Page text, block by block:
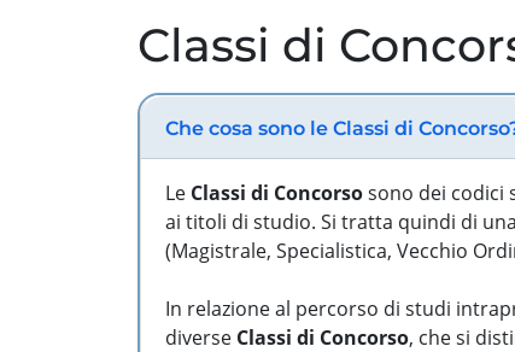
Classi di
Che cosa sono le Classi di
Le Classi di Concorsosono dei codici
ai titoli di studio. Si tratta quindi di una
(Magistrale, Specialistica, Vecchio
In relazione al percorso di studi
diverse Classi di Concorso, che si